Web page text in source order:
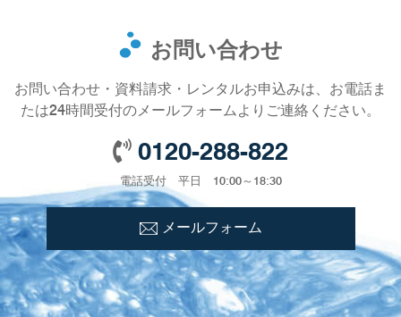
お問い合わせ
お問い合わせ・資料請求・レンタルお申込みは、お電話ま
たは24時間受付のメールフォームよりご連絡ください。
0120-288-822
電話受付 平日 10:00～18:30
メールフォーム